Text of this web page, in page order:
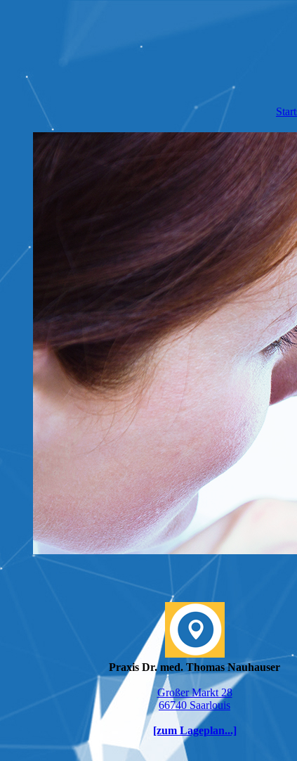
Praxis Dr. med. Thomas Nauhauser
Großer Markt 28
66740 Saarlouis
[zum Lageplan...]